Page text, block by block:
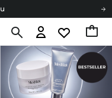
de la 150 RON!
de la 150 RON!